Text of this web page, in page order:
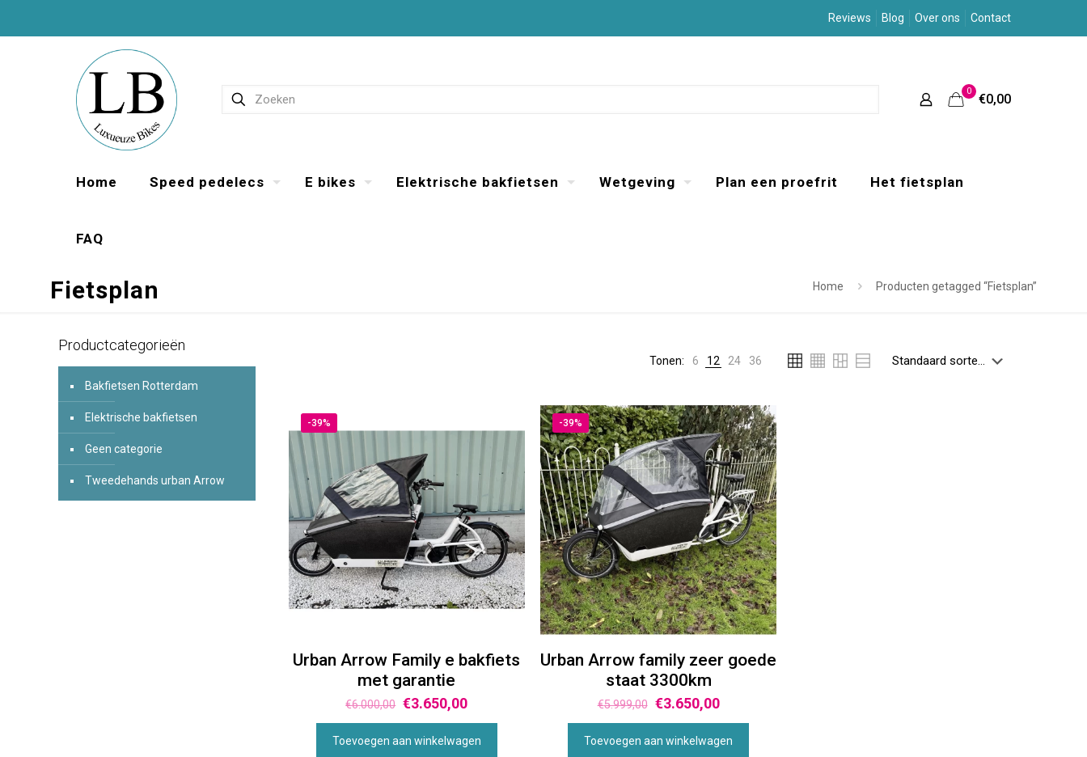
Reviews Blog Over ons Contact
0
€0,00
Home Speed pedelecs E bikes Elektrische bakfietsen Wetgeving Plan een proefrit Het fietsplan
FAQ
Fietsplan Home Producten getagged “Fietsplan”
Tonen: 6 12 24 36
-39%
Urban Arrow Family e bakfiets
met garantie
€6.000,00 €3.650,00
Toevoegen aan winkelwagen
-39%
Urban Arrow family zeer goede
staat 3300km
€5.999,00 €3.650,00
Toevoegen aan winkelwagen
Productcategorieën
Bakfietsen Rotterdam
Elektrische bakfietsen
Geen categorie
Tweedehands urban Arrow